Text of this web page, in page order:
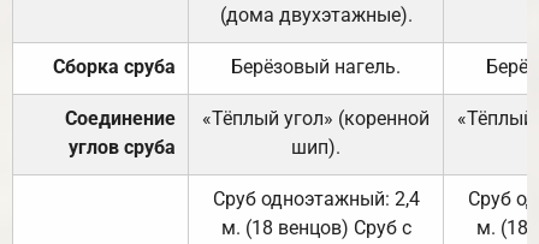
(дома двухэтажные).
Сборка сруба Берёзовый нагель.
Соединение
углов сруба
«Тёплый угол» (коренной
шип).
«Тёплый
Сруб одноэтажный: 2,4
м. (18 венцов) Сруб с
Сруб
м. (18